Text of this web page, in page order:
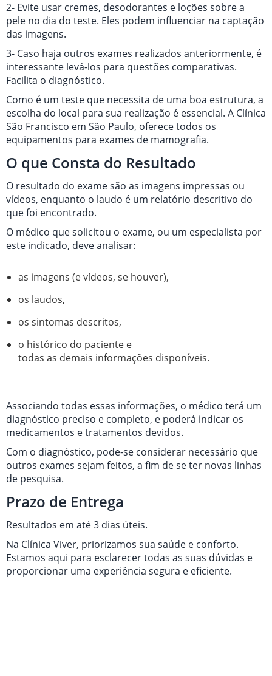
2- Evite usar cremes, desodorantes e loções sobre a
pele no dia do teste. Eles podem influenciar na captação
das imagens.
3- Caso haja outros exames realizados anteriormente, é
interessante levá-los para questões comparativas.
Facilita o diagnóstico.
Como é um teste que necessita de uma boa estrutura, a
escolha do local para sua realização é essencial. A Clínica
São Francisco em São Paulo, oferece todos os
equipamentos para exames de mamografia.
O que Consta do Resultado
O resultado do exame são as imagens impressas ou
vídeos, enquanto o laudo é um relatório descritivo do
que foi encontrado.
O médico que solicitou o exame, ou um especialista por
este indicado, deve analisar:
as imagens (e vídeos, se houver),
os laudos,
os sintomas descritos,
o histórico do paciente e
todas as demais informações disponíveis.
Associando todas essas informações, o médico terá um
diagnóstico preciso e completo, e poderá indicar os
medicamentos e tratamentos devidos.
Com o diagnóstico, pode-se considerar necessário que
outros exames sejam feitos, a fim de se ter novas linhas
de pesquisa.
Prazo de Entrega
Resultados em até 3 dias úteis.
Na Clínica Viver, priorizamos sua saúde e conforto.
Estamos aqui para esclarecer todas as suas dúvidas e
proporcionar uma experiência segura e eficiente.